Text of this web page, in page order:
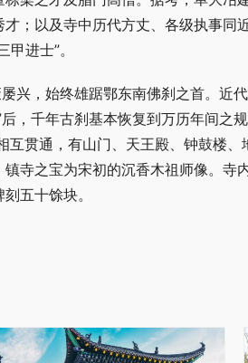
；以及寺中历代方丈、各级执事同
进士”。
兴，始终雄踞鄂东南佛刹之首。近
，千年古刹基本恢复到万历年间之
贯通，有山门、天王殿、钟鼓楼
寺之宝为宋初的沉香木祖师像。寺
五十馀块。